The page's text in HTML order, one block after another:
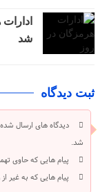
شد
ثبت دیدگاه
دیدگاه های ارسال
شد.
پیام هایی که حاوی
پیام هایی که به غیر